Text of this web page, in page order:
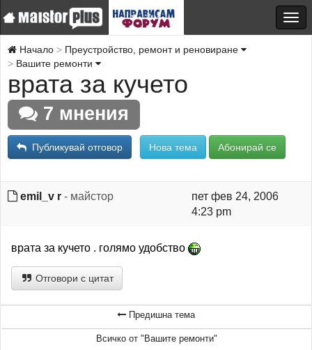
Начало
Преустройство, ремонт и реновиране
Вашите ремонти
врата за кучето
7 мнения
Публикувай отговор Нова тема Абонирай се
emil_v r - майстор
пет фев 24, 2006
4:23 pm
врата за кучето . голямо удобство
Отговори с цитат
Предишна тема
Всичко от "Вашите ремонти"